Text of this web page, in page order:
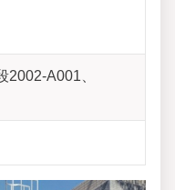
2002-A001、